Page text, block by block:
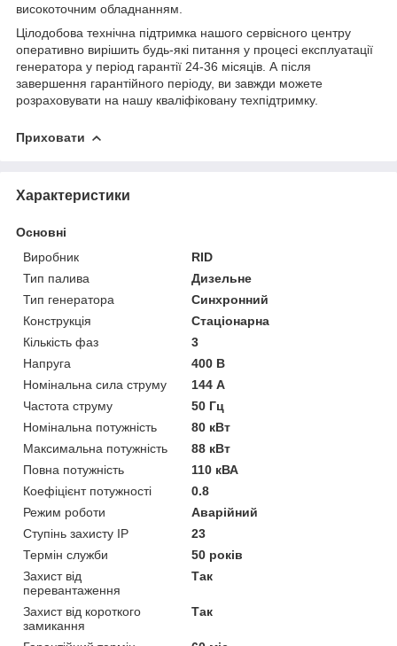
високоточним обладнанням.
Цілодобова технічна підтримка нашого сервісного центру
оперативно вирішить будь-які питання у процесі експлуатації
генератора у період гарантії 24-36 місяців. А після
завершення гарантійного періоду, ви завжди можете
розраховувати на нашу кваліфіковану техпідтримку.
Приховати
Характеристики
Основні
Виробник
RID
Тип палива
Дизельне
Тип генератора
Синхронний
Конструкція
Стаціонарна
Кількість фаз
3
Напруга
400 В
Номінальна сила струму
144 А
Частота струму
50 Гц
Номінальна потужність
80 кВт
Максимальна потужність
88 кВт
Повна потужність
110 кВА
Коефіцієнт потужності
0.8
Режим роботи
Аварійний
Ступінь захисту IP
23
Термін служби
50 років
Захист від
перевантаження
Так
Захист від короткого
замикання
Так